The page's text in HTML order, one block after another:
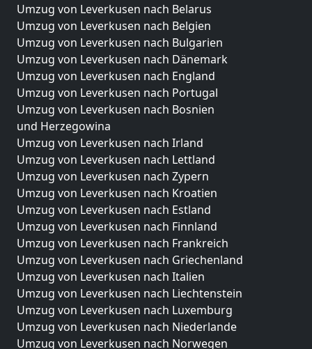
Umzug von Leverkusen nach Belarus
Umzug von Leverkusen nach Belgien
Umzug von Leverkusen nach Bulgarien
Umzug von Leverkusen nach Dänemark
Umzug von Leverkusen nach England
Umzug von Leverkusen nach Portugal
Umzug von Leverkusen nach Bosnien
und Herzegowina
Umzug von Leverkusen nach Irland
Umzug von Leverkusen nach Lettland
Umzug von Leverkusen nach Zypern
Umzug von Leverkusen nach Kroatien
Umzug von Leverkusen nach Estland
Umzug von Leverkusen nach Finnland
Umzug von Leverkusen nach Frankreich
Umzug von Leverkusen nach Griechenland
Umzug von Leverkusen nach Italien
Umzug von Leverkusen nach Liechtenstein
Umzug von Leverkusen nach Luxemburg
Umzug von Leverkusen nach Niederlande
Umzug von Leverkusen nach Norwegen